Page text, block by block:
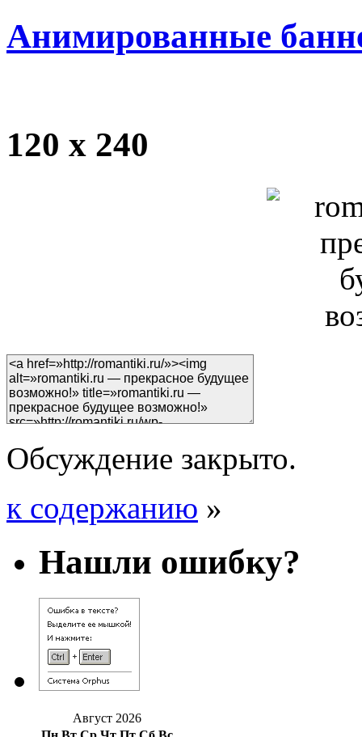
Анимированные
120 x 240
Обсуждение закрыто.
к содержанию »
Нашли ошибку?
Август 2026